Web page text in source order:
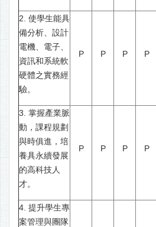
2. 使學生能具
備分析、設計
電機、電子、
資訊和系統軟
硬體之實務經
驗。
P P P P
3. 掌握產業脈
動，課程規劃
與時俱進，培
養具永續發展
的高科技人
才。
P P P P
4. 提升學生專
案管理與團隊